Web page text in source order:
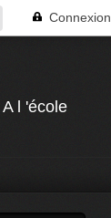
Connexion
l 'école